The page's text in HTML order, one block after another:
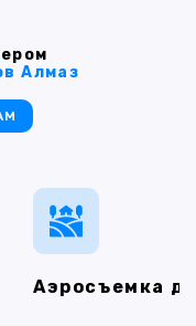
Аэросъемка
Алмаз